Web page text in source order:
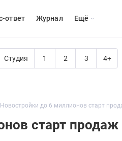
ответ Журнал Eщё
Студия 1 2 3 4+
Новостройки до 6 миллионов старт
старт